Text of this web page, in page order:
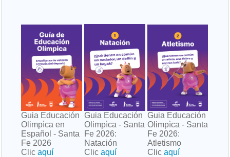
Guia Educación
Olimpìca en
Español - Santa
Fe 2026
Clic aquí
Guia Educación
Olimpìca - Santa
Fe 2026:
Natación
Clic aquí
Guia Educación
Olimpìca - Santa
Fe 2026:
Atletismo
Clic aquí